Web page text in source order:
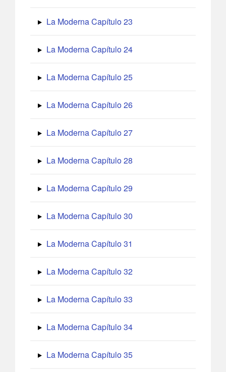
La Moderna Capítulo 23
La Moderna Capítulo 24
La Moderna Capítulo 25
La Moderna Capítulo 26
La Moderna Capítulo 27
La Moderna Capítulo 28
La Moderna Capítulo 29
La Moderna Capítulo 30
La Moderna Capítulo 31
La Moderna Capítulo 32
La Moderna Capítulo 33
La Moderna Capítulo 34
La Moderna Capítulo 35